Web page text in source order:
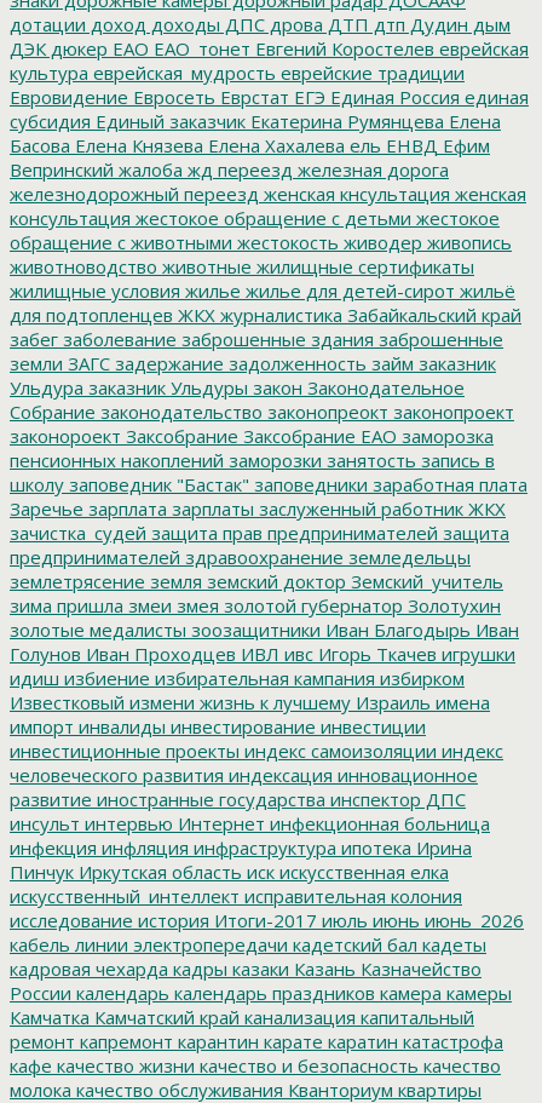
дотации доход доходы ДПС дрова ДТП дтп Дудин дым
ДЭК дюкер ЕАО ЕАО_тонет Евгений Коростелев еврейская
культура еврейская_мудрость еврейские традиции
Евровидение Евросеть Еврстат ЕГЭ Единая Россия единая
субсидия Единый заказчик Екатерина Румянцева Елена
Басова Елена Князева Елена Хахалева ель ЕНВД Ефим
Вепринский жалоба жд переезд железная дорога
железнодорожный переезд женская кнсультация женская
консультация жестокое обращение с детьми жестокое
обращение с животными жестокость живодер живопись
животноводство животные жилищные сертификаты
жилищные условия жилье жилье для детей-сирот жильё
для подтопленцев ЖКХ журналистика Забайкальский край
забег заболевание заброшенные здания заброшенные
земли ЗАГС задержание задолженность займ заказник
Ульдура заказник Ульдуры закон Законодательное
Собрание законодательство законопреокт законопроект
законороект Заксобрание Заксобрание ЕАО заморозка
пенсионных накоплений заморозки занятость запись в
школу заповедник "Бастак" заповедники заработная плата
Заречье зарплата зарплаты заслуженный работник ЖКХ
зачистка_судей защита прав предпринимателей защита
предпринимателей здравоохранение земледельцы
землетрясение земля земский доктор Земский_учитель
зима пришла змеи змея золотой губернатор Золотухин
золотые медалисты зоозащитники Иван Благодырь Иван
Голунов Иван Проходцев ИВЛ ивс Игорь Ткачев игрушки
идиш избиение избирательная кампания избирком
Известковый измени жизнь к лучшему Израиль имена
импорт инвалиды инвестирование инвестиции
инвестиционные проекты индекс самоизоляции индекс
человеческого развития индексация инновационное
развитие иностранные государства инспектор ДПС
инсульт интервью Интернет инфекционная больница
инфекция инфляция инфраструктура ипотека Ирина
Пинчук Иркутская область иск искусственная елка
искусственный_интеллект исправительная колония
исследование история Итоги-2017 июль июнь июнь_2026
кабель линии электропередачи кадетский бал кадеты
кадровая чехарда кадры казаки Казань Казначейство
России календарь календарь праздников камера камеры
Камчатка Камчатский край канализация капитальный
ремонт капремонт карантин карате каратин катастрофа
кафе качество жизни качество и безопасность качество
молока качество обслуживания Кванториум квартиры